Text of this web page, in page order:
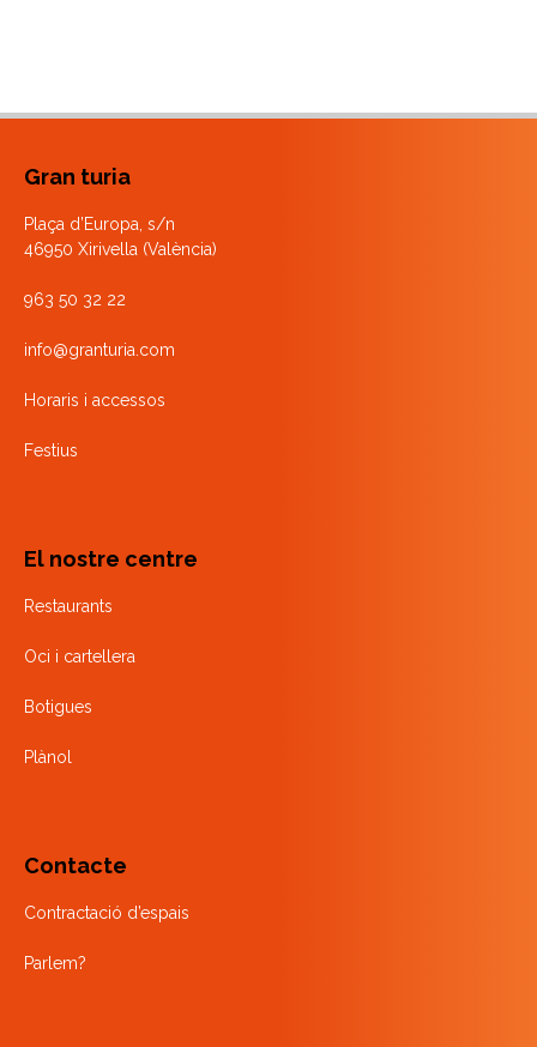
Gran turia
Plaça d’Europa, s/n
46950 Xirivella (València)
963 50 32 22
info@granturia.com
Horaris i accessos
Festius
El nostre centre
Restaurants
Oci i cartellera
Botigues
Plànol
Contacte
Contractació d’espais
Parlem?